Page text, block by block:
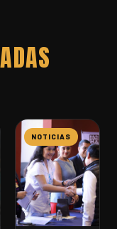
NOTICIAS